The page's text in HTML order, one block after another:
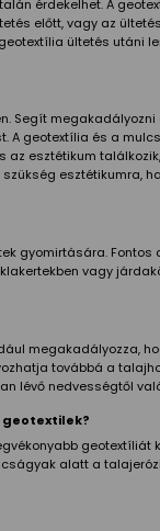
érdekelhet. A
előtt, vagy az
ültetés utáni
geotextília és a
esztétikum
gyomirtására.
vagy
megakadályozza,
továbbá a
lévő nedvességtől
alatt a